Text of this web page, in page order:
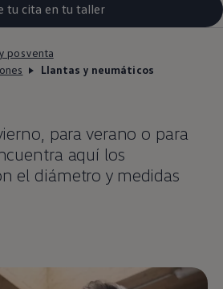
tu cita en tu taller
posventa
Llantas y neumáticos
para verano o para
aquí los
el diámetro y medidas